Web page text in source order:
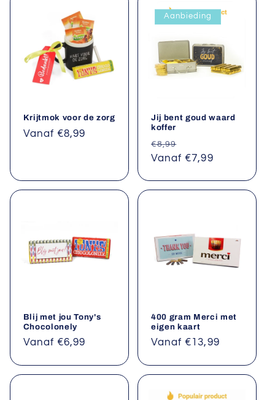
Krijtmok voor de zorg
Normale
Vanaf €8,99
Aanbieding
Jij bent goud waard
koffer
Normale
prijs
€8,99
Vanaf €7,99
Blij met jou Tony's
Chocolonely
Normale
Vanaf €6,99
400 gram Merci met
eigen kaart
Normale
Vanaf €13,99